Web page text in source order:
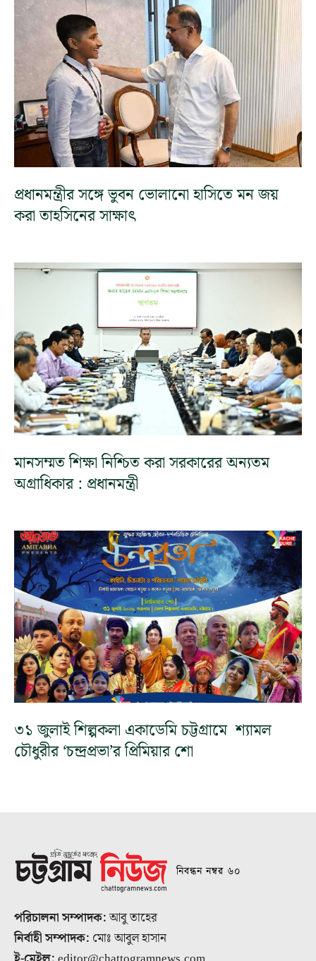
প্রধানমন্ত্রীর সঙ্গে ভুবন ভোলানো হাসিতে মন জয়
করা তাহসিনের সাক্ষাৎ
মানসম্মত শিক্ষা নিশ্চিত করা সরকারের অন্যতম
অগ্রাধিকার : প্রধানমন্ত্রী
৩১ জুলাই শিল্পকলা একাডেমি চট্টগ্রামে শ্যামল
চৌধুরীর ‘চন্দ্রপ্রভা’র প্রিমিয়ার শো
নিবন্ধন নম্বর ৬০
পরিচালনা সম্পাদক:আবু তাহের
নির্বাহী সম্পাদক: মোঃ আবুল হাসান